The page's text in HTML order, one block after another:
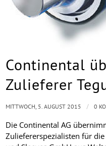
Continental
Zulieferer
Die Continental AG
Zuliefererspezialisten für
MITTWOCH, 5. AUGUST 2015 / 0